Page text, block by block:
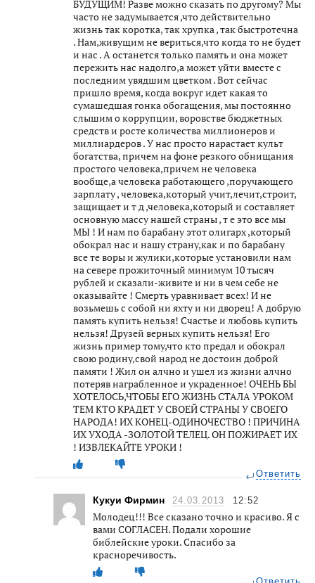
БУДУЩИМ! Разве можно сказать по другому? Мы
часто не задумывается ,что действительно
жизнь так коротка, так хрупка , так быстротечна
. Нам,живущим не вериться,что когда то не будет
и нас . А останется только память и она может
пережить нас надолго,а может уйти вместе с
последним увядшим цветком . Вот сейчас
пришло время, когда вокруг идет какая то
сумашедшая гонка обогащения, мы постоянно
слышим о коррупции, воровстве бюджетных
средств и росте количества миллионеров и
миллиардеров . У нас просто нарастает культ
богатства, причем на фоне резкого обнищания
простого человека,причем не человека
вообще,а человека работающего ,поручающего
зарплату , человека,который учит,лечит,строит,
защищает и т д ,человека,который и составляет
основную массу нашей страны , т е это все мы
МЫ ! И нам по барабану этот олигарх ,который
обокрал нас и нашу страну,как и по барабану
все те воры и жулики,которые установили нам
на севере прожиточный минимум 10 тысяч
рублей и сказали-живите и ни в чем себе не
оказывайте ! Смерть уравнивает всех! И не
возьмешь с собой ни яхту и ни дворец! А добрую
память купить нельзя! Счастье и любовь купить
нельзя! Друзей верных купить нельзя! Его
жизнь пример тому,что кто предал и обокрал
свою родину,свой народ не достоин доброй
памяти ! Жил он алчно и ушел из жизни алчно
потеряв награбленное и украденное! ОЧЕНЬ БЫ
ХОТЕЛОСЬ,ЧТОБЫ ЕГО ЖИЗНЬ СТАЛА УРОКОМ
ТЕМ КТО КРАДЕТ У СВОЕЙ СТРАНЫ У СВОЕГО
НАРОДА! ИХ КОНЕЦ-ОДИНОЧЕСТВО ! ПРИЧИНА
ИХ УХОДА -ЗОЛОТОЙ ТЕЛЕЦ. ОН ПОЖИРАЕТ ИХ
! ИЗВЛЕКАЙТЕ УРОКИ !
Ответить
Кукуи Фирмин 24.03.2013 12:52
Молодец!!! Все сказано точно и красиво. Я с
вами СОГЛАСЕН. Подали хорошие
библейские уроки. Спасибо за
красноречивость.